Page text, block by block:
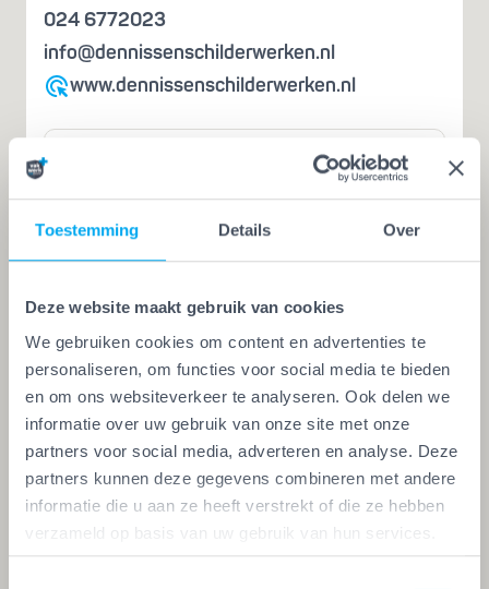
Toestemming Details Over
Deze website maakt gebruik van cookies
We gebruiken cookies om content en advertenties te
personaliseren, om functies voor social media te bieden
en om ons websiteverkeer te analyseren. Ook delen we
informatie over uw gebruik van onze site met onze
partners voor social media, adverteren en analyse. Deze
partners kunnen deze gegevens combineren met andere
informatie die u aan ze heeft verstrekt of die ze hebben
verzameld op basis van uw gebruik van hun services.
024 6772023
info@dennissenschilderwerken.nl
www.dennissenschilderwerken.nl
geen vakman
Een echte vakman of -vrouw herken je aan de
Vakwerk Plusgarantie. Dit is hét
kwaliteitskeurmerk voor schilders, behangers,
glaszetters en onderhoudsbedrijven. Alleen wie
aan de strengste kwaliteitseisen voldoet, mag het
keurmerk voeren. Zo ben je zeker van vakwerk,